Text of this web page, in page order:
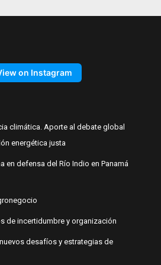
on Instagram
climática. Aporte al debate global
energética justa
en defensa del Río Indio en Panamá
de incertidumbre y organización
desafíos y estrategias de